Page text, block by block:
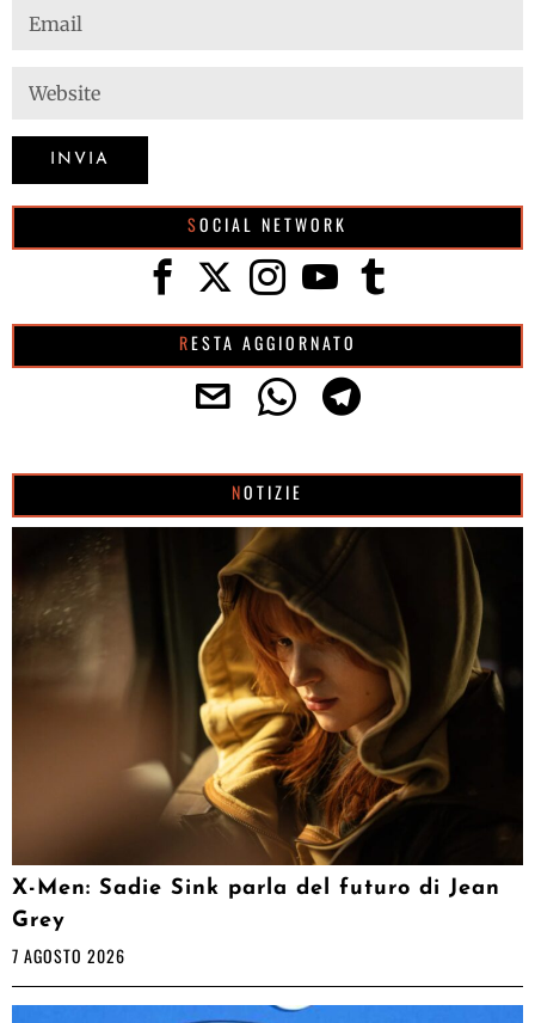
SOCIAL NETWORK
RESTA AGGIORNATO
NOTIZIE
X-Men: Sadie Sink parla del futuro di Jean
Grey
7 AGOSTO 2026